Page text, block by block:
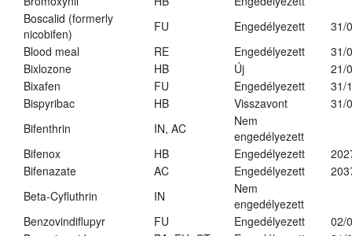
Boscalid (formerly
nicobifen)
FU Engedélyezett
31/
Blood meal
RE Engedélyezett
31/
Bixlozone
HB Új
21/
Bixafen
FU Engedélyezett
31/
Bispyribac
HB Visszavont
31/
Bifenthrin
IN, AC
Nem
engedélyezett
Bifenox
HB Engedélyezett
Bifenazate
AC Engedélyezett
Beta-Cyfluthrin
IN
Nem
engedélyezett
Benzovindiflupyr
FU Engedélyezett
02/